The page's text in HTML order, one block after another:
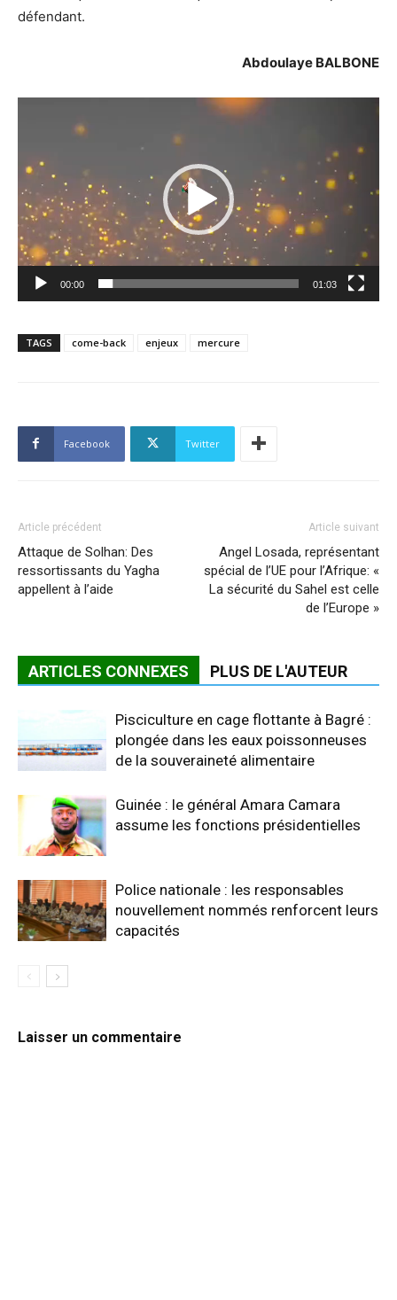
défendant.
Abdoulaye BALBONE
Lecteur
00:00 01:03
TAGS come-back enjeux mercure
Facebook Twitter
Article précédent
Attaque de Solhan: Des
ressortissants du Yagha
appellent à l’aide
Article suivant
Angel Losada, représentant
spécial de l’UE pour l’Afrique: «
La sécurité du Sahel est celle
de l’Europe »
ARTICLES CONNEXES PLUS DE L'AUTEUR
Pisciculture en cage flottante à Bagré :
plongée dans les eaux poissonneuses
de la souveraineté alimentaire
Guinée : le général Amara Camara
assume les fonctions présidentielles
Police nationale : les responsables
nouvellement nommés renforcent leurs
capacités
Laisser un commentaire